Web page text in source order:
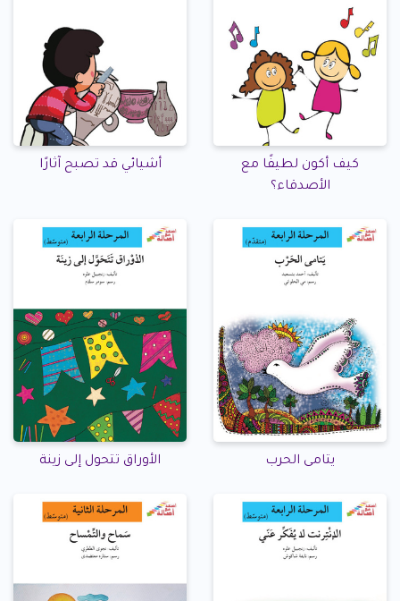
كيف أكون لطيفًا مع
الأصدقاء؟
أشيائي قد تصبح آثارًا
يتامى الحرب الأوراق تتحول إلى زينة